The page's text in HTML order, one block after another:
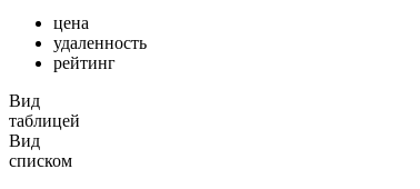
цена
удаленность
рейтинг
Вид
таблицей
Вид
списком